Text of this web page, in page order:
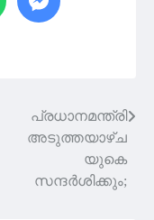
പ്രധാനമന്ത്രി
അടുത്തയാഴ്ച
യുകെ
സന്ദർശിക്കും;